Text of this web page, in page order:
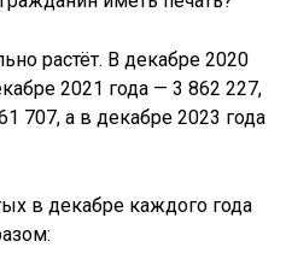
растёт. В декабре 2020
2021 года — 3 862 227,
707, а в декабре 2023 года
в декабре каждого года